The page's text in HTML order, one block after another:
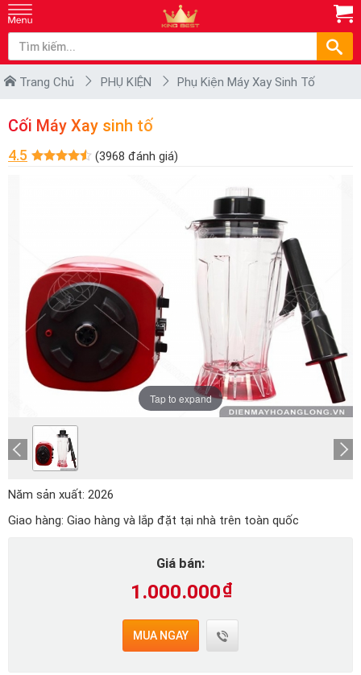
Trang Chủ PHỤ KIỆN Phụ Kiện Máy Xay Sinh Tố
Cối Máy Xay sinh tố
4.5 (3968 đánh giá)
Tap to expand
Năm sản xuất: 2026
Giao hàng: Giao hàng và lắp đặt tại nhà trên toàn quốc
Giá bán:
1.000.000₫
MUA NGAY